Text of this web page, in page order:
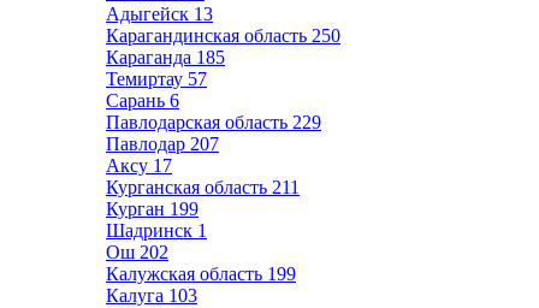
Адыгейск 13
Карагандинская область 250
Караганда 185
Темиртау 57
Сарань 6
Павлодарская область 229
Павлодар 207
Аксу 17
Курганская область 211
Курган 199
Шадринск 1
Ош 202
Калужская область 199
Калуга 103